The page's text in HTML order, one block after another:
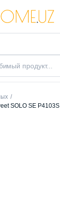
SOLO SE P4103S